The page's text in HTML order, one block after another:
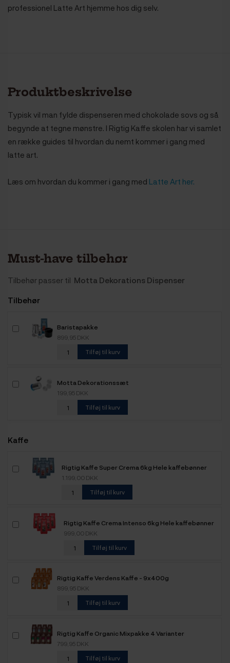
professionel Latte Art hjemme hos dig selv.
Produktbeskrivelse
Typisk vil man fylde dispenseren med chokolade sovs og så
begynde at tegne mønstre. I Rigtig Kaffe skolen har vi samlet
en række guides til hvordan du nemt kommer i gang med
latte art.
Læs om hvordan du kommer i gang med Latte Art her.
Must-have tilbehør
Tilbehør passer til Motta Dekorations Dispenser
Tilbehør
Baristapakke
899,95 DKK
Tilføj til kurv
Motta Dekorationssæt
199,95 DKK
Tilføj til kurv
Kaffe
Rigtig Kaffe Super Crema 6kg Hele kaffebønner
1.199,00 DKK
Tilføj til kurv
Rigtig Kaffe Crema Intenso 6kg Hele kaffebønner
999,00 DKK
Tilføj til kurv
Rigtig Kaffe Verdens Kaffe - 9x400g
899,95 DKK
Tilføj til kurv
Rigtig Kaffe Organic Mixpakke 4 Varianter
799,95 DKK
Tilføj til kurv